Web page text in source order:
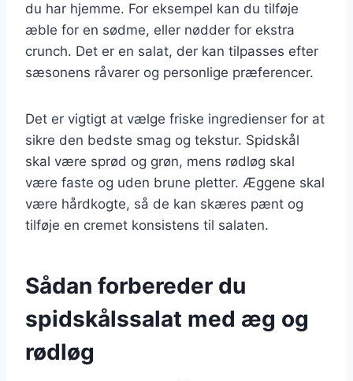
du har hjemme. For eksempel kan du tilføje
æble for en sødme, eller nødder for ekstra
crunch. Det er en salat, der kan tilpasses efter
sæsonens råvarer og personlige præferencer.
Det er vigtigt at vælge friske ingredienser for at
sikre den bedste smag og tekstur. Spidskål
skal være sprød og grøn, mens rødløg skal
være faste og uden brune pletter. Æggene skal
være hårdkogte, så de kan skæres pænt og
tilføje en cremet konsistens til salaten.
Sådan forbereder du
spidskålssalat med æg og
rødløg